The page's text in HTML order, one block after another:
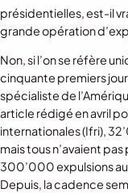
présidentielles, est-il
grande opération
Non, si l’on se réfère
cinquante premiers
spécialiste de
article rédigé en avril
internationales (Ifri),
mais tous n’avaient
300’000 expulsions
Depuis, la cadence